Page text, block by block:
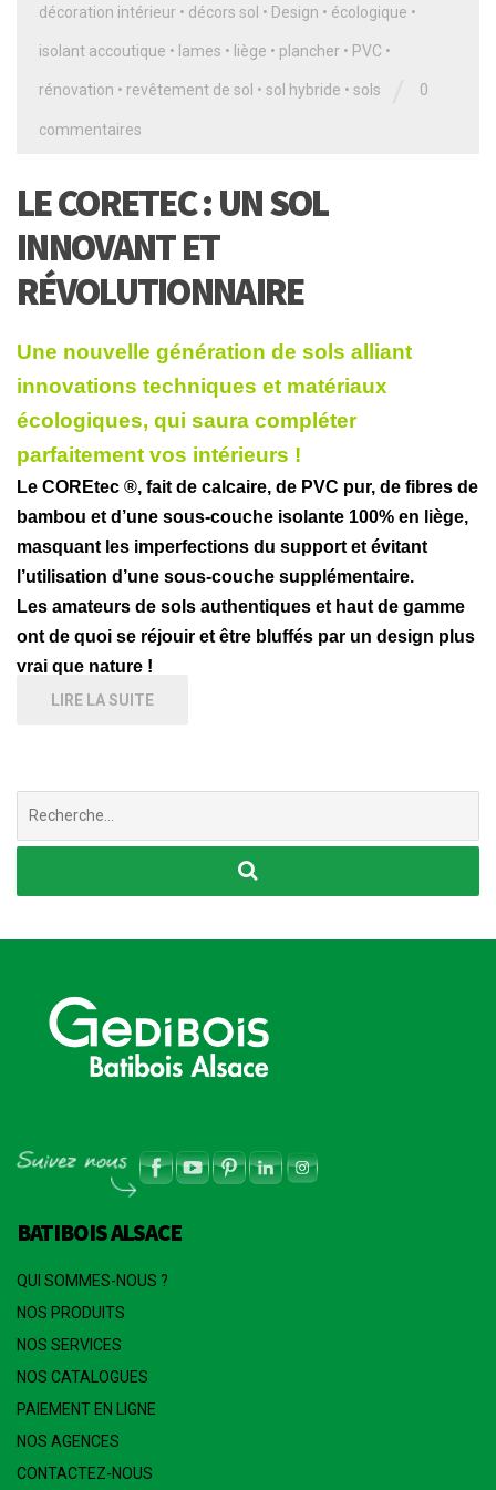
décoration intérieur • décors sol • Design • écologique •
isolant accoutique • lames • liège • plancher • PVC •
rénovation • revêtement de sol • sol hybride • sols 0
commentaires
LE CORETEC : UN SOL
INNOVANT ET
RÉVOLUTIONNAIRE
Une nouvelle génération de sols alliant
innovations techniques et matériaux
écologiques, qui saura compléter
parfaitement vos intérieurs !
Le COREtec ®, fait de calcaire, de PVC pur, de fibres de
bambou et d’une sous-couche isolante 100% en liège,
masquant les imperfections du support et évitant
l’utilisation d’une sous-couche supplémentaire.
Les amateurs de sols authentiques et haut de gamme
ont de quoi se réjouir et être bluffés par un design plus
vrai que nature !
LIRE LA SUITE
BATIBOIS ALSACE
QUI SOMMES-NOUS ?
NOS PRODUITS
NOS SERVICES
NOS CATALOGUES
PAIEMENT EN LIGNE
NOS AGENCES
CONTACTEZ-NOUS